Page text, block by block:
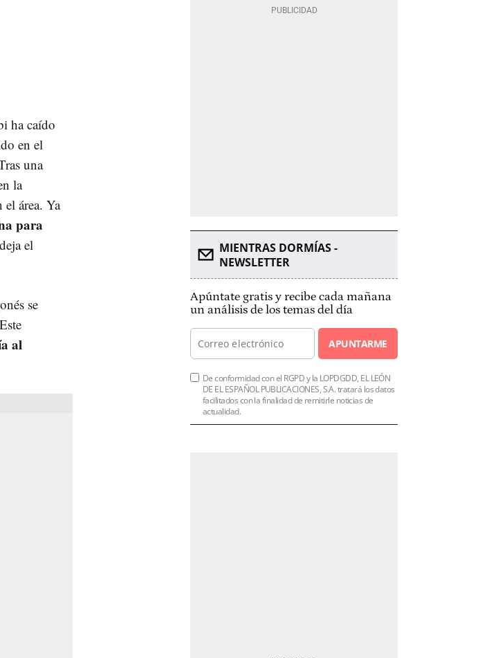
ha caído
en el
una
la
el área. Ya
para
el
se
al
MIENTRAS DORMÍAS -
NEWSLETTER
Apúntate gratis y recibe cada mañana
un análisis de los temas del día
APUNTARME
De conformidad con el RGPD y la LOPDGDD, EL LEÓN
DE EL ESPAÑOL PUBLICACIONES, S.A. tratará los datos
facilitados con la finalidad de remitirle noticias de
actualidad.